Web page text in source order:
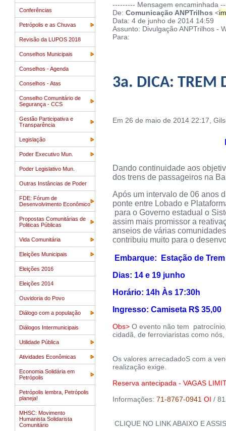
Conferências
Petrópolis e as Chuvas
Revisão da LUPOS 2018
Conselhos Municipais
Conselhos - Agenda
Conselhos - Atas
Conselho Comunitário de
Segurança - CCS
Gestão Participativa e
Transparência
Legislação
Poder Executivo Mun.
Poder Legislativo Mun.
Outras Instâncias de Poder
FDE: Fórum de
Desenvolvimento Econômico
Propostas Comunitárias de
Politicas Públicas
Vida Comunitária
Eleições Municipais
Eleições 2016
Eleições 2014
Ouvidoria do Povo
Diálogo com a população
Diálogos Intermunicipais
Utilidade Pública
Atividades Econômicas
Economia Solidária em
Petrópolis
Petrópolis lembra, Petrópolis
planeja!
MHSC: Movimento
Humanista Solidarista
Comunitário
--------- Mensagem encaminhada
De: Comunicação ANPTrilhos <
Data: 4 de junho de 2014 14:59
Assunto: Divulgação ANPTrilhos -
Para:
3a. DICA: TREM
Em 26 de maio de 2014 22:17,
Dando continuidade aos
dos trens de passageiros na
Após um intervalo de 06 anos
ponte entre Lobado e
para o Governo estadual o
assim mais promissor a
anseios de várias
contribuiu muito para o
Embarque: Estação de
Dias: 14 e 19 junho
Horário: 14h Às 17:30h
Ingresso: Camiseta R$ 35,00
Obs> O evento não tem
cidadã, de ferroviaristas como
Os valores arrecadadoS com a
realização exige.
Reserva antecipada - VAGAS
Informações: 71-8767-0941 OI /
CLIQUE NO LINK ABAIXO E